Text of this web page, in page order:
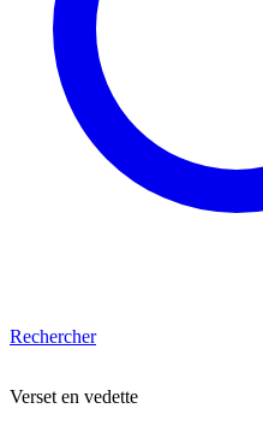
Rechercher
Verset en vedette